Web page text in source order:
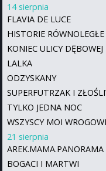
14 sierpnia
FLAVIA DE LUCE
HISTORIE RÓWNOLEGŁE
KONIEC ULICY DĘBOWEJ
LALKA
ODZYSKANY
SUPERFUTRZAK I
TYLKO JEDNA NOC
WSZYSCY MOI
21 sierpnia
AREK.MAMA.PANORAMA
BOGACI I MARTWI